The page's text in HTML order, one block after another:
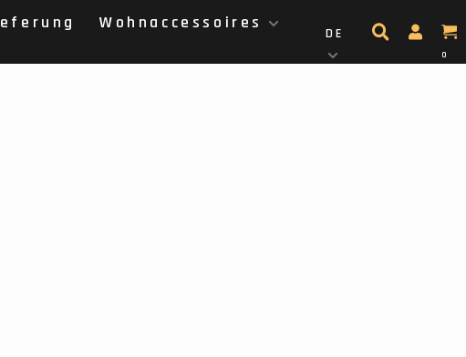
Wohnaccessoires
DE
0